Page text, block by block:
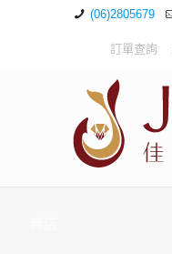
(06)2805679
訂單查詢